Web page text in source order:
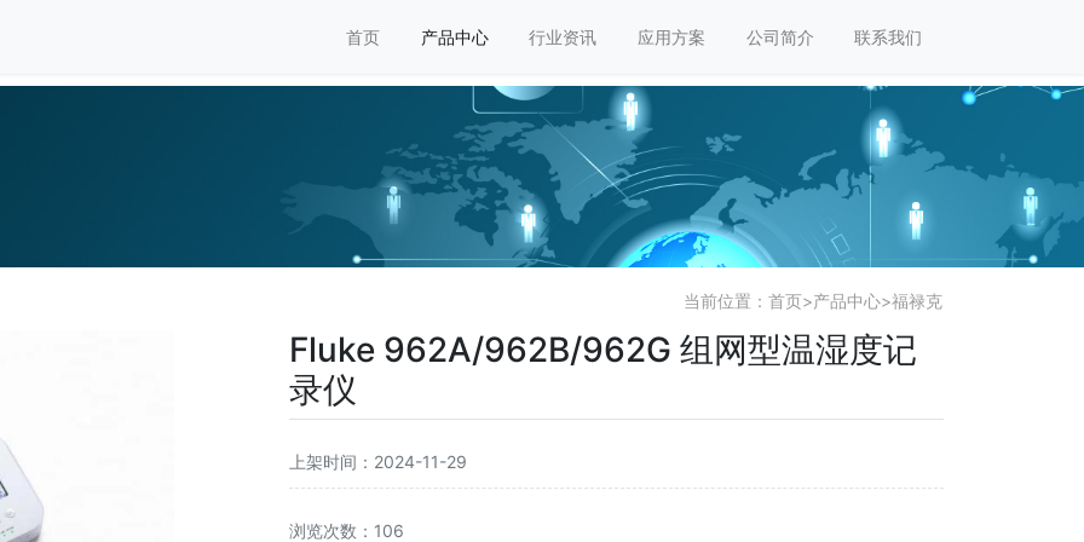
首页 产品中心 行业资讯 应用方案 公司简介 联系我们
当前位置： 首页>产品中心>福禄克
Fluke 962A/962B/962G 组网型温湿度记
录仪
上架时间：2024-11-29
浏览次数：106